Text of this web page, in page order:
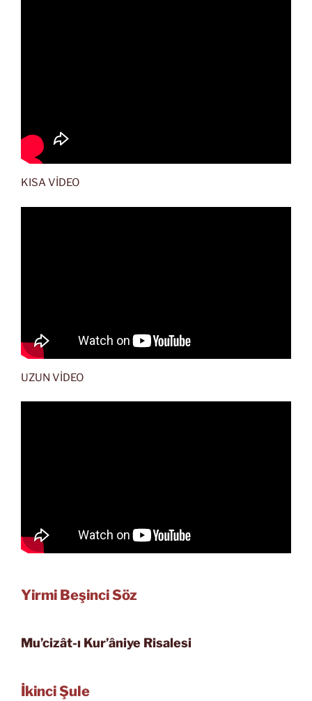
KISA VİDEO
UZUN VİDEO
Yirmi Beşinci Söz
Mu’cizât-ı Kur’âniye Risalesi
İkinci Şule